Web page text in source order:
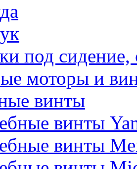
под
моторы и
винты
винты
винты